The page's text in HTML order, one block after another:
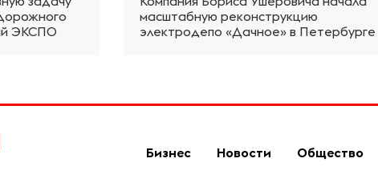
ЭКСПО
масштабную реконструкцию
электродепо «Дачное» в Петербурге
Бизнес Новости Общество